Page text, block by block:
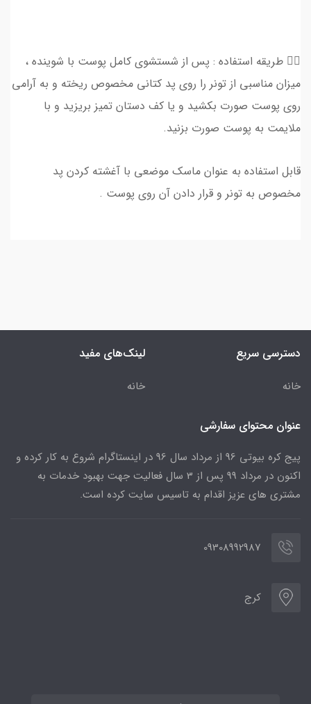
👈🏻 طریقه استفاده : پس از شستشوی کامل پوست با شوینده ،
میزان مناسبی از تونر را روی پد کتانی مخصوص ریخته و به آرامی
روی پوست صورت بکشید و یا کف دستان تمیز بریزید و با
ملایمت به پوست صورت بزنید.
قابل استفاده به عنوان ماسک موضعی با آغشته کردن پد
مخصوص به تونر و قرار دادن آن روی پوست .
دسترسی سریع
خانه
لینک‌های مفید
خانه
عنوان محتوای سفارشی
پیج کره بیوتی 96 از مرداد سال 96 در اینستاگرام شروع به کار کرده و
اکنون در مرداد 99 پس از 3 سال فعالیت جهت بهبود خدمات به
مشتری های عزیز اقدام به تاسیس سایت کرده است.
09308992987
کرج